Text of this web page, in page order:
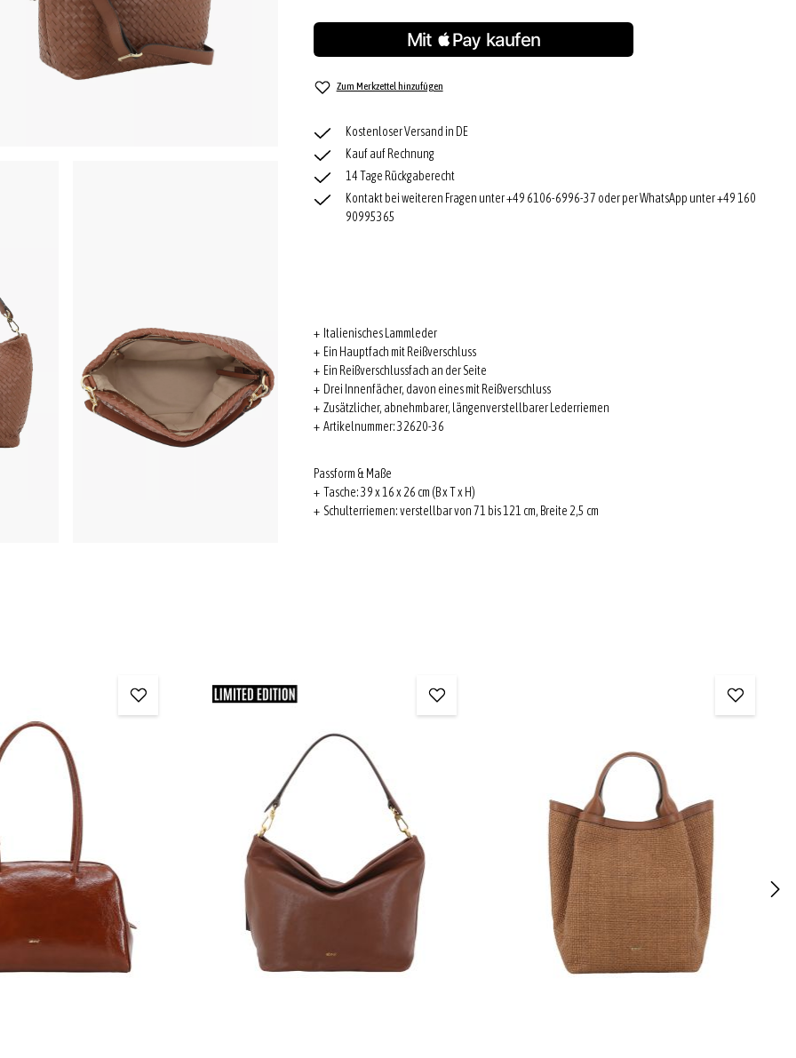
Zum Merkzettel hinzufügen
Kostenloser Versand in DE
Kauf auf Rechnung
14 Tage Rückgaberecht
Kontakt bei weiteren Fragen unter +49 6106-6996-37 oder per WhatsApp unter +49 160
90995365
+ Italienisches Lammleder
+ Ein Hauptfach mit Reißverschluss
+ Ein Reißverschlussfach an der Seite
+ Drei Innenfächer, davon eines mit Reißverschluss
+ Zusätzlicher, abnehmbarer, längenverstellbarer Lederriemen
+ Artikelnummer: 32620-36
Passform & Maße
+ Tasche: 39 x 16 x 26 cm (B x T x H)
+ Schulterriemen: verstellbar von 71 bis 121 cm, Breite 2,5 cm